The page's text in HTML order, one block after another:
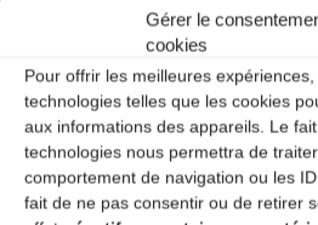
Gérer le
cookies
Pour offrir les meilleures
technologies telles que les cookies
aux informations des appareils. Le
technologies nous permettra de
comportement de navigation ou les
fait de ne pas consentir ou de retirer
En avant la musique !
L’AMTA présente dans le
Laisser un